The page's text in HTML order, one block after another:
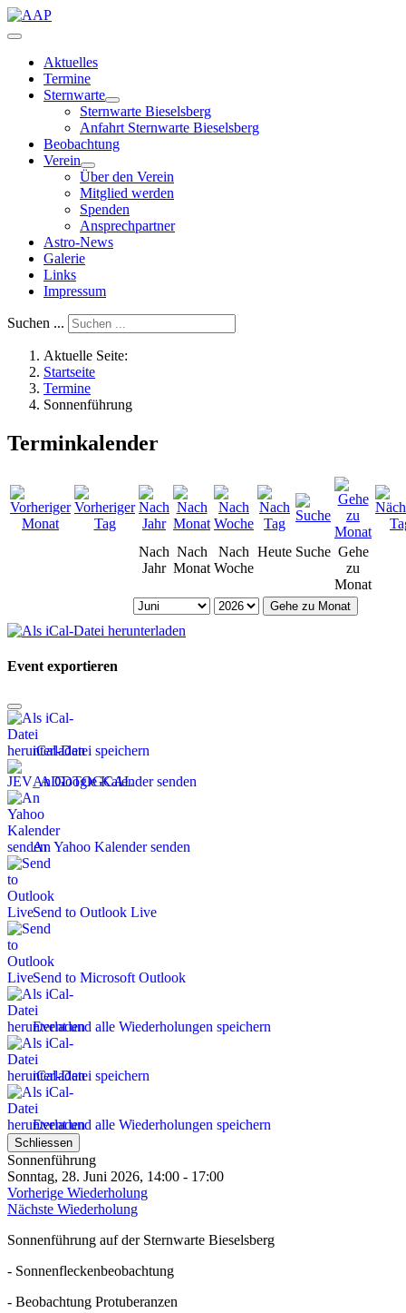
Aktuelles
Termine
Sternwarte
Sternwarte Bieselsberg
Anfahrt Sternwarte Bieselsberg
Beobachtung
Verein
Über den Verein
Mitglied werden
Spenden
Ansprechpartner
Astro-News
Galerie
Links
Impressum
Suchen ...
Aktuelle Seite:
Startseite
Termine
Sonnenführung
Terminkalender
Nach
Jahr
Nach
Monat
Nach
Woche
Heute Suche Gehe
zu
Monat
Gehe zu Monat
Event exportieren
iCal-Datei speichern
An Google Kalender senden
An Yahoo Kalender senden
Send to Outlook Live
Send to Microsoft Outlook
Event und alle Wiederholungen speichern
iCal-Datei speichern
Event und alle Wiederholungen speichern
Schliessen
Sonnenführung
Sonntag, 28. Juni 2026, 14:00 - 17:00
Vorherige Wiederholung
Nächste Wiederholung
Sonnenführung auf der Sternwarte Bieselsberg
- Sonnenfleckenbeobachtung
- Beobachtung Protuberanzen